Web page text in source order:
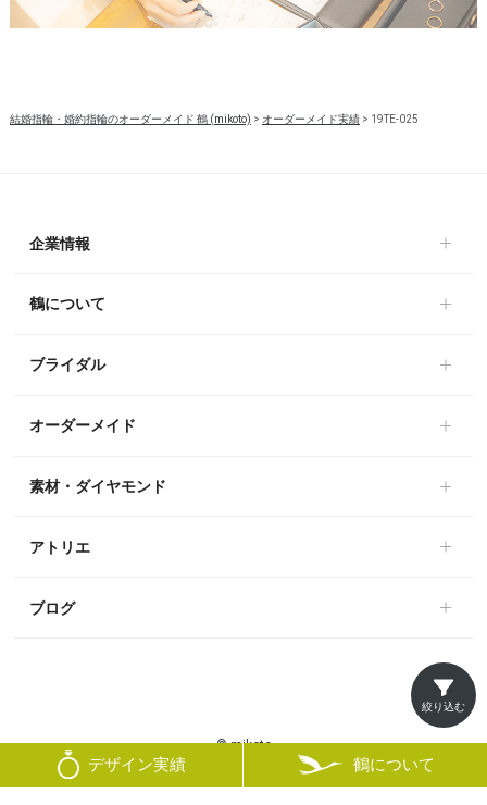
デザイン実績 鶴について
絞り込む
結婚指輪・婚約指輪のオーダーメイド 鶴 (mikoto) > オーダーメイド実績> 19TE-025
企業情報
鶴について
ブライダル
オーダーメイド
素材・ダイヤモンド
アトリエ
ブログ
© mikoto